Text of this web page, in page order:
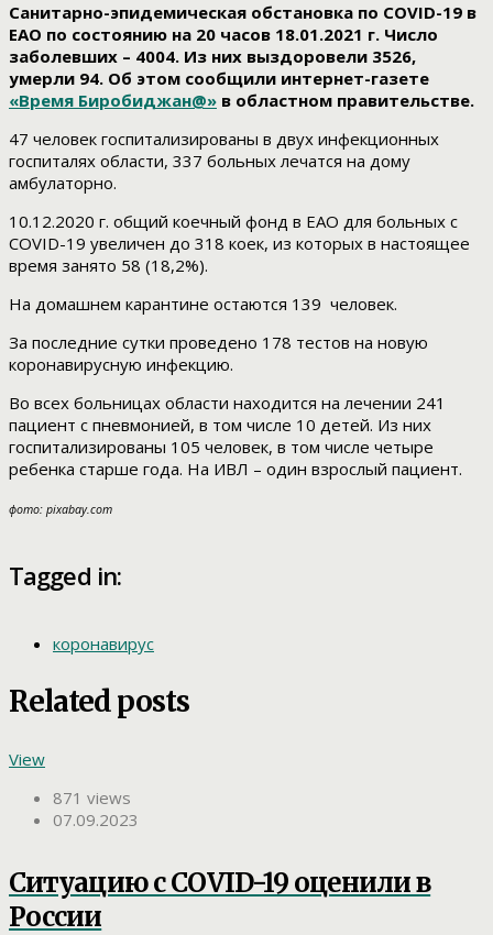
Санитарно-эпидемическая обстановка по COVID-19 в
ЕАО по состоянию на 20 часов 18.01.2021 г. Число
заболевших – 4004. Из них выздоровели 3526,
умерли 94. Об этом сообщили интернет-газете
«Время Биробиджан@» в областном правительстве.
47 человек госпитализированы в двух инфекционных
госпиталях области, 337 больных лечатся на дому
амбулаторно.
10.12.2020 г. общий коечный фонд в ЕАО для больных с
COVID-19 увеличен до 318 коек, из которых в настоящее
время занято 58 (18,2%).
На домашнем карантине остаются 139 человек.
За последние сутки проведено 178 тестов на новую
коронавирусную инфекцию.
Во всех больницах области находится на лечении 241
пациент с пневмонией, в том числе 10 детей. Из них
госпитализированы 105 человек, в том числе четыре
ребенка старше года. На ИВЛ – один взрослый пациент.
фото: pixabay.com
Tagged in:
коронавирус
Related posts
View
871 views
07.09.2023
Ситуацию с COVID-19 оценили в
России